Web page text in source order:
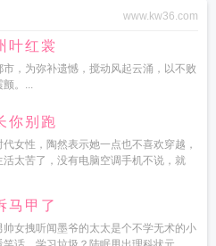
www.kw36.com
叶红裳
，为弥补遗憾，搅动风起云涌，以不败
颤。...
你别跑
女性，陶然表示她一点也不喜欢穿越，
太苦了，没有电脑空调手机不说，就
马甲了
女拽听闻墨爷的太太是个不学无术的小